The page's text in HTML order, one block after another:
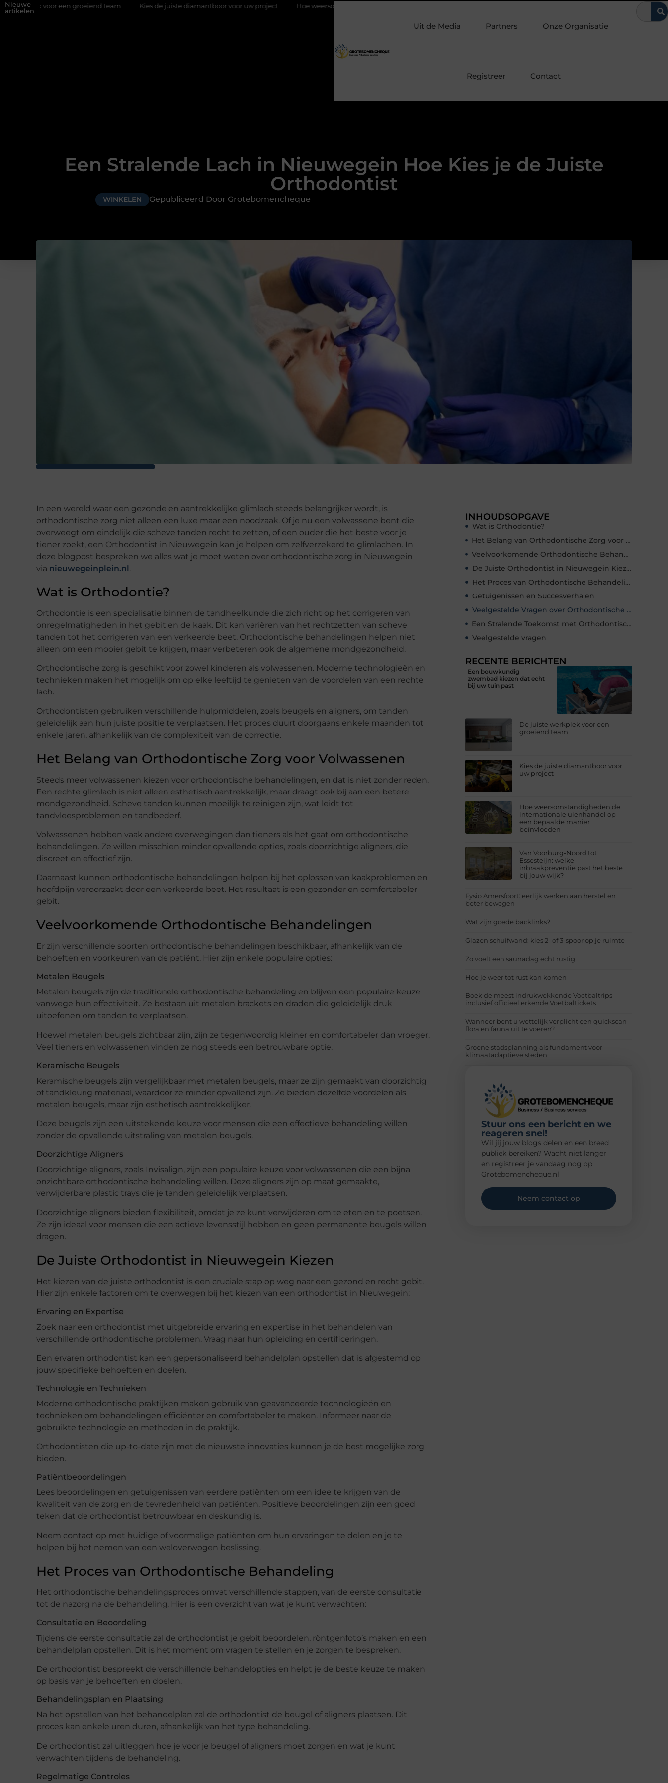
Nieuwe
artikelen
een groeiend team Kies de juiste diamantboor voor uw project Hoe weersomstandigheden de internationale uienhandel op een bepaalde manier beïnvloeden Van Voorburg-Noord
Uit de Media Partners Onze Organisatie
Registreer Contact
Een Stralende Lach in Nieuwegein Hoe Kies je de Juiste
Orthodontist
WINKELEN Gepubliceerd Door Grotebomencheque
In een wereld waar een gezonde en aantrekkelijke glimlach steeds belangrijker wordt, is
orthodontische zorg niet alleen een luxe maar een noodzaak. Of je nu een volwassene bent die
overweegt om eindelijk die scheve tanden recht te zetten, of een ouder die het beste voor je
tiener zoekt, een Orthodontist in Nieuwegein kan je helpen om zelfverzekerd te glimlachen. In
deze blogpost bespreken we alles wat je moet weten over orthodontische zorg in Nieuwegein
via nieuwegeinplein.nl.
Wat is Orthodontie?
Orthodontie is een specialisatie binnen de tandheelkunde die zich richt op het corrigeren van
onregelmatigheden in het gebit en de kaak. Dit kan variëren van het rechtzetten van scheve
tanden tot het corrigeren van een verkeerde beet. Orthodontische behandelingen helpen niet
alleen om een mooier gebit te krijgen, maar verbeteren ook de algemene mondgezondheid.
Orthodontische zorg is geschikt voor zowel kinderen als volwassenen. Moderne technologieën en
technieken maken het mogelijk om op elke leeftijd te genieten van de voordelen van een rechte
lach.
Orthodontisten gebruiken verschillende hulpmiddelen, zoals beugels en aligners, om tanden
geleidelijk aan hun juiste positie te verplaatsen. Het proces duurt doorgaans enkele maanden tot
enkele jaren, afhankelijk van de complexiteit van de correctie.
Het Belang van Orthodontische Zorg voor Volwassenen
Steeds meer volwassenen kiezen voor orthodontische behandelingen, en dat is niet zonder reden.
Een rechte glimlach is niet alleen esthetisch aantrekkelijk, maar draagt ook bij aan een betere
mondgezondheid. Scheve tanden kunnen moeilijk te reinigen zijn, wat leidt tot
tandvleesproblemen en tandbederf.
Volwassenen hebben vaak andere overwegingen dan tieners als het gaat om orthodontische
behandelingen. Ze willen misschien minder opvallende opties, zoals doorzichtige aligners, die
discreet en effectief zijn.
Daarnaast kunnen orthodontische behandelingen helpen bij het oplossen van kaakproblemen en
hoofdpijn veroorzaakt door een verkeerde beet. Het resultaat is een gezonder en comfortabeler
gebit.
Veelvoorkomende Orthodontische Behandelingen
Er zijn verschillende soorten orthodontische behandelingen beschikbaar, afhankelijk van de
behoeften en voorkeuren van de patiënt. Hier zijn enkele populaire opties:
Metalen Beugels
Metalen beugels zijn de traditionele orthodontische behandeling en blijven een populaire keuze
vanwege hun effectiviteit. Ze bestaan uit metalen brackets en draden die geleidelijk druk
uitoefenen om tanden te verplaatsen.
Hoewel metalen beugels zichtbaar zijn, zijn ze tegenwoordig kleiner en comfortabeler dan vroeger.
Veel tieners en volwassenen vinden ze nog steeds een betrouwbare optie.
Keramische Beugels
Keramische beugels zijn vergelijkbaar met metalen beugels, maar ze zijn gemaakt van doorzichtig
of tandkleurig materiaal, waardoor ze minder opvallend zijn. Ze bieden dezelfde voordelen als
metalen beugels, maar zijn esthetisch aantrekkelijker.
Deze beugels zijn een uitstekende keuze voor mensen die een effectieve behandeling willen
zonder de opvallende uitstraling van metalen beugels.
Doorzichtige Aligners
Doorzichtige aligners, zoals Invisalign, zijn een populaire keuze voor volwassenen die een bijna
onzichtbare orthodontische behandeling willen. Deze aligners zijn op maat gemaakte,
verwijderbare plastic trays die je tanden geleidelijk verplaatsen.
Doorzichtige aligners bieden flexibiliteit, omdat je ze kunt verwijderen om te eten en te poetsen.
Ze zijn ideaal voor mensen die een actieve levensstijl hebben en geen permanente beugels willen
dragen.
De Juiste Orthodontist in Nieuwegein Kiezen
Het kiezen van de juiste orthodontist is een cruciale stap op weg naar een gezond en recht gebit.
Hier zijn enkele factoren om te overwegen bij het kiezen van een orthodontist in Nieuwegein:
Ervaring en Expertise
Zoek naar een orthodontist met uitgebreide ervaring en expertise in het behandelen van
verschillende orthodontische problemen. Vraag naar hun opleiding en certificeringen.
Een ervaren orthodontist kan een gepersonaliseerd behandelplan opstellen dat is afgestemd op
jouw specifieke behoeften en doelen.
Technologie en Technieken
Moderne orthodontische praktijken maken gebruik van geavanceerde technologieën en
technieken om behandelingen efficiënter en comfortabeler te maken. Informeer naar de
gebruikte technologie en methoden in de praktijk.
Orthodontisten die up-to-date zijn met de nieuwste innovaties kunnen je de best mogelijke zorg
bieden.
Patiëntbeoordelingen
Lees beoordelingen en getuigenissen van eerdere patiënten om een idee te krijgen van de
kwaliteit van de zorg en de tevredenheid van patiënten. Positieve beoordelingen zijn een goed
teken dat de orthodontist betrouwbaar en deskundig is.
Neem contact op met huidige of voormalige patiënten om hun ervaringen te delen en je te
helpen bij het nemen van een weloverwogen beslissing.
Het Proces van Orthodontische Behandeling
Het orthodontische behandelingsproces omvat verschillende stappen, van de eerste consultatie
tot de nazorg na de behandeling. Hier is een overzicht van wat je kunt verwachten:
Consultatie en Beoordeling
Tijdens de eerste consultatie zal de orthodontist je gebit beoordelen, röntgenfoto’s maken en een
behandelplan opstellen. Dit is het moment om vragen te stellen en je zorgen te bespreken.
De orthodontist bespreekt de verschillende behandelopties en helpt je de beste keuze te maken
op basis van je behoeften en doelen.
Behandelingsplan en Plaatsing
Na het opstellen van het behandelplan zal de orthodontist de beugel of aligners plaatsen. Dit
proces kan enkele uren duren, afhankelijk van het type behandeling.
De orthodontist zal uitleggen hoe je voor je beugel of aligners moet zorgen en wat je kunt
verwachten tijdens de behandeling.
Regelmatige Controles
INHOUDSOPGAVE
Wat is Orthodontie?
Het Belang van Orthodontische Zorg voor Volwassenen
Veelvoorkomende Orthodontische Behandelingen
De Juiste Orthodontist in Nieuwegein Kiezen
Het Proces van Orthodontische Behandeling
Getuigenissen en Succesverhalen
Veelgestelde Vragen over Orthodontische Zorg
Een Stralende Toekomst met Orthodontische Zorg
Veelgestelde vragen
RECENTE BERICHTEN
Een bouwkundig
zwembad kiezen dat echt
bij uw tuin past
De juiste werkplek voor een
groeiend team
Kies de juiste diamantboor voor
uw project
Hoe weersomstandigheden de
internationale uienhandel op
een bepaalde manier
beïnvloeden
Van Voorburg-Noord tot
Essesteijn: welke
inbraakpreventie past het beste
bij jouw wijk?
Fysio Amersfoort: eerlijk werken aan herstel en
beter bewegen
Wat zijn goede backlinks?
Glazen schuifwand: kies 2- of 3-spoor op je ruimte
Zo voelt een saunadag echt rustig
Hoe je weer tot rust kan komen
Boek de meest indrukwekkende Voetbaltrips
inclusief officieel erkende Voetbaltickets
Wanneer bent u wettelijk verplicht een quickscan
flora en fauna uit te voeren?
Groene stadsplanning als fundament voor
klimaatadaptieve steden
Stuur ons een bericht en we
reageren snel!
Wil jij jouw blogs delen en een breed
publiek bereiken? Wacht niet langer
en registreer je vandaag nog op
Grotebomencheque.nl
Neem contact op